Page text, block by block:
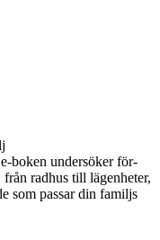
boken undersöker för-
radhus till lägenheter,
som passar din familjs